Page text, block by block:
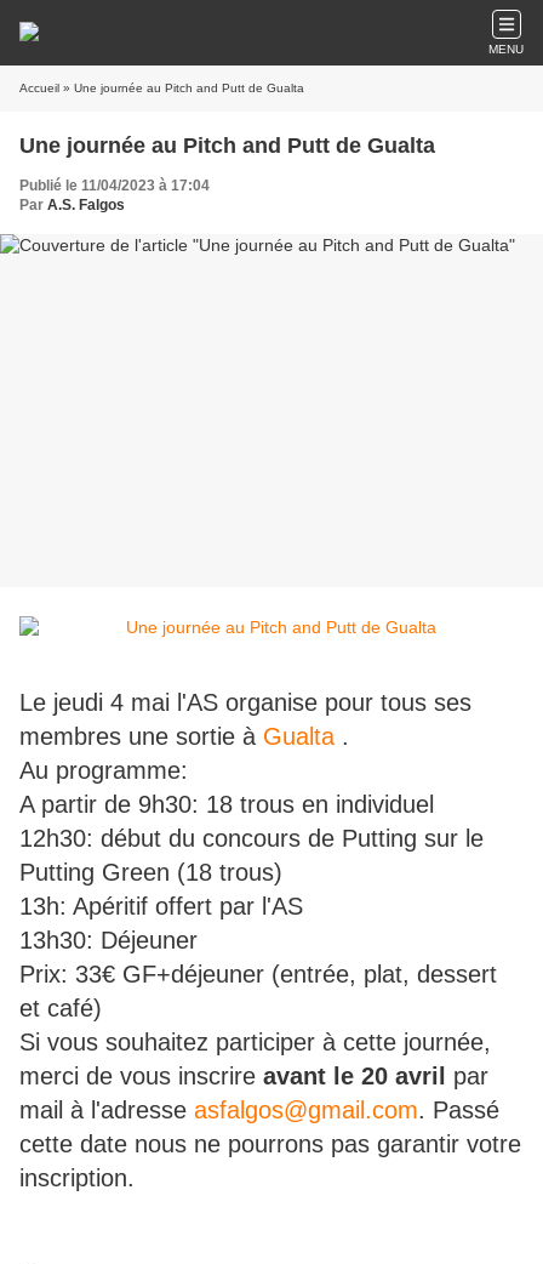
MENU
Accueil » Une journée au Pitch and Putt de Gualta
Une journée au Pitch and Putt de Gualta
Publié le 11/04/2023 à 17:04
Par A.S. Falgos
Le jeudi 4 mai l'AS organise pour tous ses
membres une sortie à Gualta .
Au programme:
A partir de 9h30: 18 trous en individuel
12h30: début du concours de Putting sur le
Putting Green (18 trous)
13h: Apéritif offert par l'AS
13h30: Déjeuner
Prix: 33€ GF+déjeuner (entrée, plat, dessert
et café)
Si vous souhaitez participer à cette journée,
merci de vous inscrire avant le 20 avril par
mail à l'adresse asfalgos@gmail.com. Passé
cette date nous ne pourrons pas garantir votre
inscription.